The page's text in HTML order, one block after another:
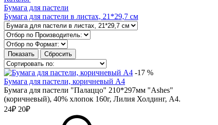
Бумага для пастели
Бумага для пастели в листах, 21*29,7 см
-17 %
Бумага для пастели, коричневый А4
Бумага для пастели "Палаццо" 210*297мм "Ashes"
(коричневый), 40% хлопок 160г, Лилия Холдинг, А4.
24₽ 20₽